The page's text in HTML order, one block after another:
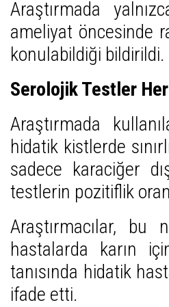
Araştırmada
ameliyat öncesinde
konulabildiği bildirildi.
Serolojik Testler
Araştırmada
hidatik kistlerde
sadece karaciğer
testlerin pozitiflik
Araştırmacılar, bu
hastalarda karın
tanısında hidatik
ifade etti.